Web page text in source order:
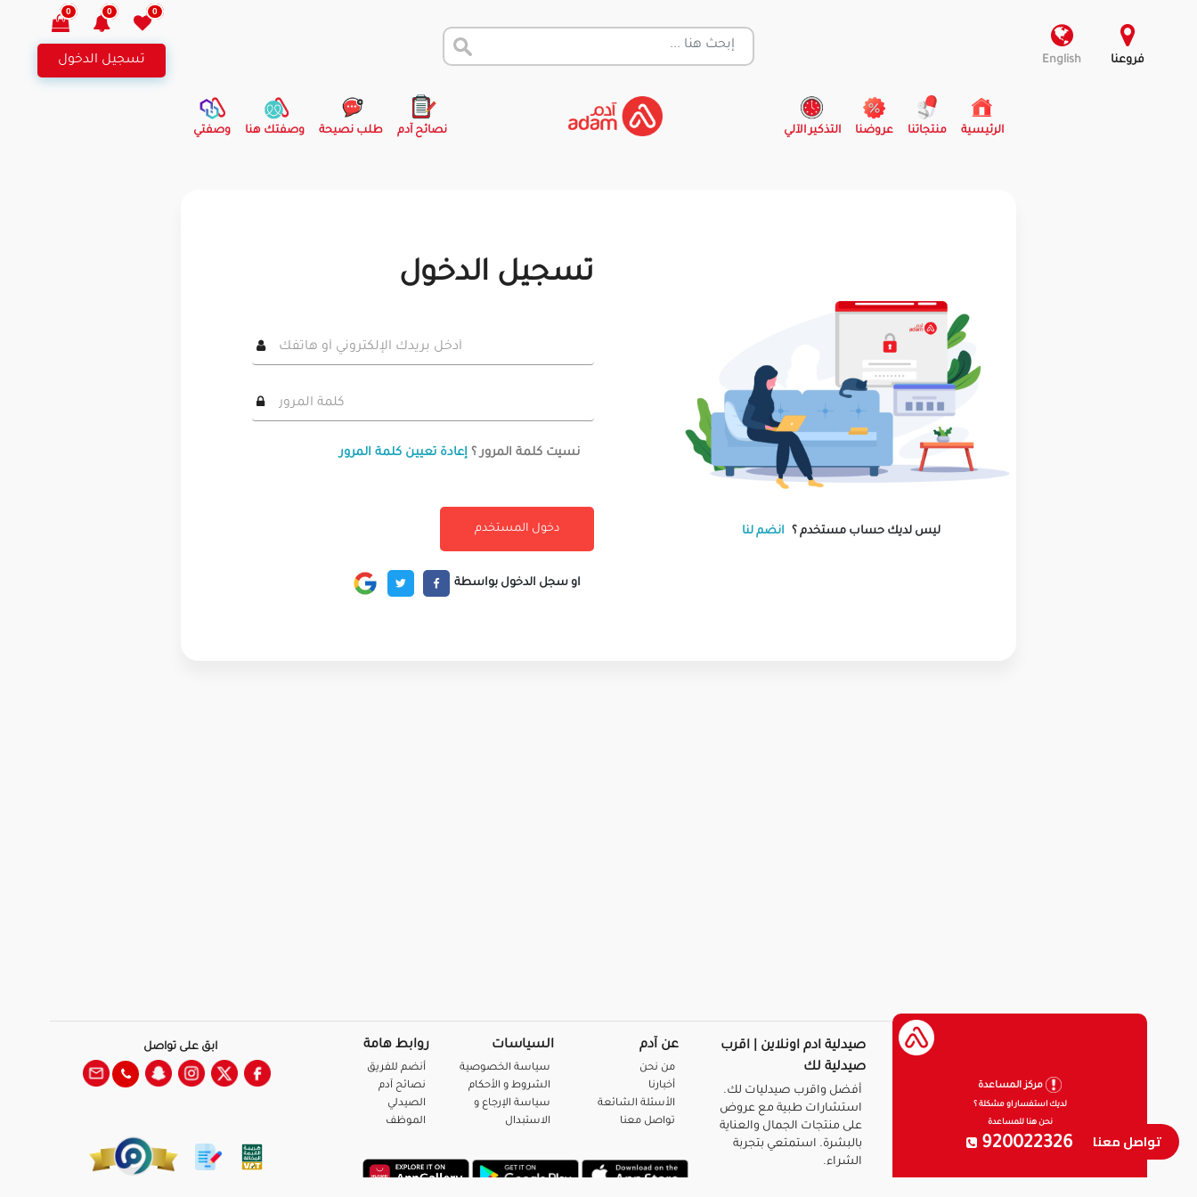
فروعنا English
0
0
0
تسجيل الدخول
الرئيسية
(current) منتجاتنا عروضنا التذكير الآلي نصائح آدم طلب نصيحة وصفتك هنا وصفتي
ليس لديك حساب مستخدم ؟ انضم لنا
تسجيل الدخول
نسيت كلمة المرور ؟ إعادة تعيين كلمة المرور
او سجل الدخول بواسطة
تواصل معنا
مركز المساعدة
لديك استفسار او مشكلة ؟
نحن هنا للمساعدة
920022326
صيدلية ادم اونلاين | اقرب
صيدلية لك
أفضل واقرب صيدليات لك.
استشارات طبية مع عروض
على منتجات الجمال والعناية
بالبشرة. استمتعي بتجربة
الشراء.
عن آدم
من نحن
أخبارنا
الأسئلة الشائعة
تواصل معنا
السياسات
سياسة الخصوصية
الشروط و الأحكام
سياسة الإرجاع و
الاستبدال
روابط هامة
أنضم للفريق
نصائح آدم
الصيدلي
الموظف
ابق على تواصل